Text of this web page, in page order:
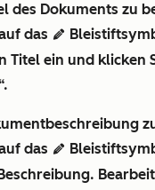
des Dokuments zu
das editn
Titel ein und klicken
.
das editn